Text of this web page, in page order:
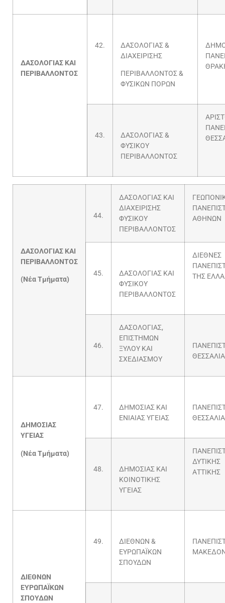
ΔΑΣΟΛΟΓΙΑΣ ΚΑΙ
ΠΕΡΙΒΑΛΛΟΝΤΟΣ
42.
ΔΑΣΟΛΟΓΙΑΣ &
ΔΙΑΧΕΙΡΙΣΗΣ
ΠΕΡΙΒΑΛΛΟΝΤΟΣ &
ΦΥΣΙΚΩΝ ΠΟΡΩΝ
43.
ΔΑΣΟΛΟΓΙΑΣ &
ΦΥΣΙΚΟΥ
ΠΕΡΙΒΑΛΛΟΝΤΟΣ
ΔΑΣΟΛΟΓΙΑΣ ΚΑΙ
ΠΕΡΙΒΑΛΛΟΝΤΟΣ
(Νέα Τμήματα)
44.
ΔΑΣΟΛΟΓΙΑΣ ΚΑΙ
ΔΙΑΧΕΙΡΙΣΗΣ
ΦΥΣΙΚΟΥ
ΠΕΡΙΒΑΛΛΟΝΤΟΣ
ΑΘΗΝΩΝ
45.
ΔΑΣΟΛΟΓΙΑΣ ΚΑΙ
ΦΥΣΙΚΟΥ
ΠΕΡΙΒΑΛΛΟΝΤΟΣ
ΔΙΕΘΝΕΣ
ΤΗΣ
46.
ΔΑΣΟΛΟΓΙΑΣ,
ΕΠΙΣΤΗΜΩΝ
ΞΥΛΟΥ ΚΑΙ
ΣΧΕΔΙΑΣΜΟΥ
ΔΗΜΟΣΙΑΣ
ΥΓΕΙΑΣ
(Νέα Τμήματα)
47.
ΔΗΜΟΣΙΑΣ ΚΑΙ
ΕΝΙΑΙΑΣ ΥΓΕΙΑΣ
48.
ΔΗΜΟΣΙΑΣ ΚΑΙ
ΚΟΙΝΟΤΙΚΗΣ
ΥΓΕΙΑΣ
ΔΥΤΙΚΗΣ
ΑΤΤΙΚΗΣ
ΔΙΕΘΝΩΝ
ΕΥΡΩΠΑΪΚΩΝ
ΣΠΟΥΔΩΝ
49.
ΔΙΕΘΝΩΝ &
ΕΥΡΩΠΑΪΚΩΝ
ΣΠΟΥΔΩΝ